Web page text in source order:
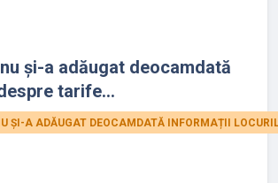
și-a adăugat deocamdată
tarife...
ȘI-A ADĂUGAT DEOCAMDATĂ INFORMAȚII